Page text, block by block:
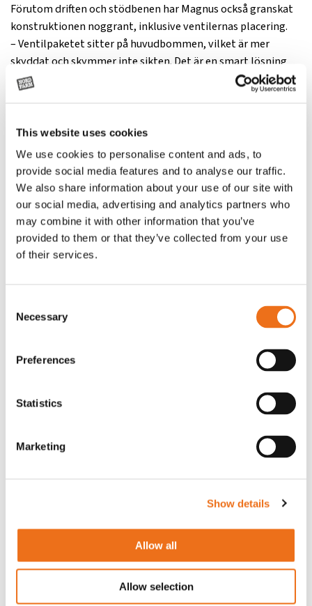
This website uses cookies
We use cookies to personalise content and ads, to
provide social media features and to analyse our traffic.
We also share information about your use of our site with
our social media, advertising and analytics partners who
may combine it with other information that you’ve
provided to them or that they’ve collected from your use
of their services.
Selection
Necessary
Preferences
Statistics
Marketing
Show details
Allow all
Allow selection
Förutom driften och stödbenen har Magnus också granskat
konstruktionen noggrant, inklusive ventilernas placering.
– Ventilpaketet sitter på huvudbommen, vilket är mer
skyddat och skymmer inte sikten. Det är en smart lösning
som jag föredrar, särskilt när jag kör i svåra förhållanden,
säger han.
användarvänligheten. Han har valt ett lågtrycksservo som
styrsystem på vagnen, vilket ger honom en bättre känsla än
– Jag har haft vagnar med helt elektriska system, men jag
lågtrycksservo. Det är ett väldigt prisvärt system och
dessutom är spakarna lätta att hantera, vilket gör jobbet
mycket smidigare, säger Magnus.